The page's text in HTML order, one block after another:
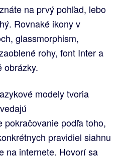
na prvý pohľad, lebo
Rovnaké ikony v
glassmorphism,
rohy, font Inter a
obrázky.
modely tvoria
pokračovanie podľa toho,
pravidiel siahnu
na internete. Hovorí sa